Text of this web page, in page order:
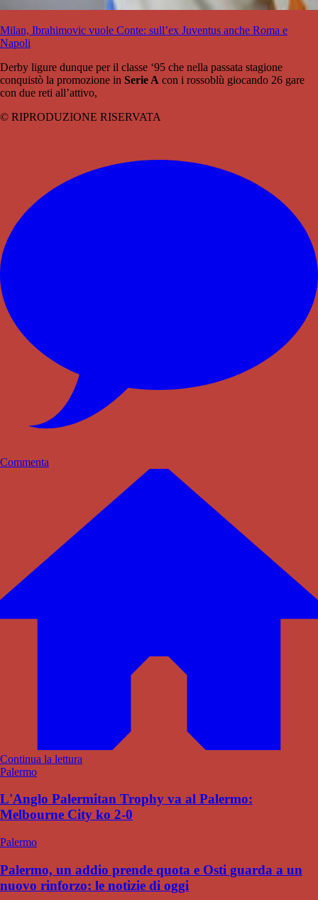
Milan, Ibrahimovic vuole Conte: sull’ex Juventus anche Roma e
Napoli
Derby ligure dunque per il classe ‘95 che nella passata stagione
conquistò la promozione in Serie A con i rossoblù giocando 26 gare
con due reti all’attivo,
© RIPRODUZIONE RISERVATA
Commenta
Continua la lettura
Palermo
L'Anglo Palermitan Trophy va al Palermo:
Melbourne City ko 2-0
Palermo
Palermo, un addio prende quota e Osti guarda a un
nuovo rinforzo: le notizie di oggi